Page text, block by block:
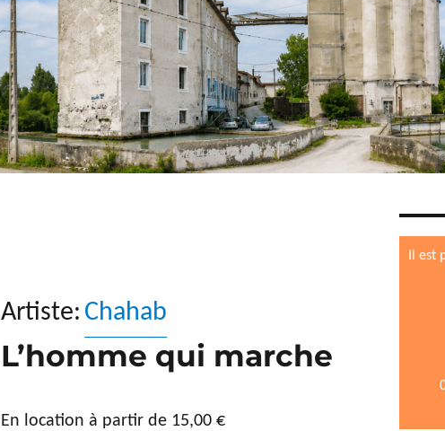
Artiste: Chahab
L’homme qui marche
En location à partir de 15,00€
Il